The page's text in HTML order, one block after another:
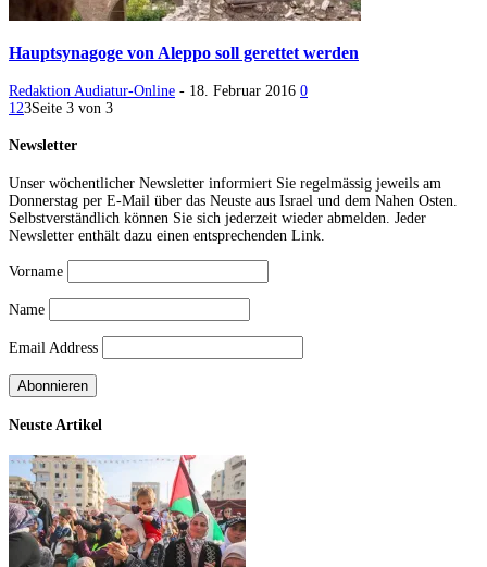
Hauptsynagoge von Aleppo soll gerettet werden
Redaktion Audiatur-Online - 18. Februar 2016 0
1 23Seite 3 von 3
Newsletter
Unser wöchentlicher Newsletter informiert Sie regelmässig jeweils am
Donnerstag per E-Mail über das Neuste aus Israel und dem Nahen Osten.
Selbstverständlich können Sie sich jederzeit wieder abmelden. Jeder
Newsletter enthält dazu einen entsprechenden Link.
Vorname
Name
Email Address
Neuste Artikel